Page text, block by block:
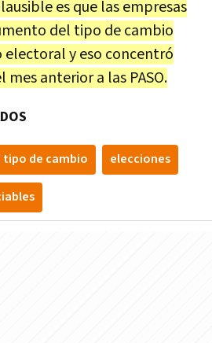
es que las empresas
del tipo de cambio
electoral y eso concentró
mes anterior a las PASO.
tipo de cambio elecciones